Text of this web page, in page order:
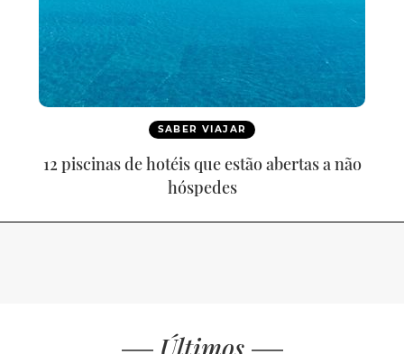
SABER VIAJAR
12 piscinas de hotéis que estão abertas a não
hóspedes
Últimos